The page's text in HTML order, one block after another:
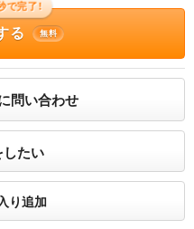
馬 / 交通の利便 : 川越線/指扇 バス4
積 : 51.69m² / 築年月 : 2006年12月 /
円 / 礼金等 : 無料 / 敷金 : 無料、保証
の損害保険料 : － / その他 : ＬＰガス
ただけます。 ルームクリーニング料
。 保証会社利用可 Ｄ−Ａｓｓｏｃｉ
の更新時１万円 更新料:75000円 / 駐
０円)
盟
で完了!
る 無料
問い合わせ
したい
り追加